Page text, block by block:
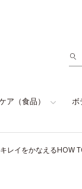
ア（食品） ボ
レイをかなえるHOW